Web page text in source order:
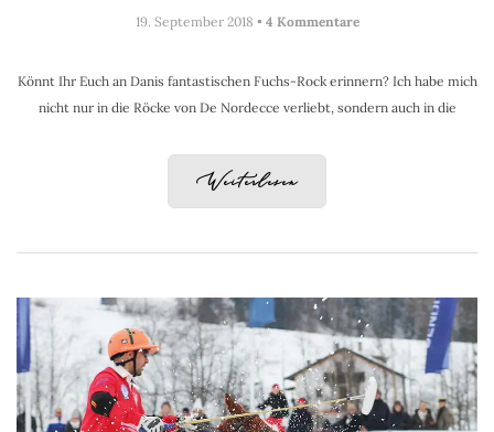
19. September 2018 • 4 Kommentare
Könnt Ihr Euch an Danis fantastischen Fuchs-Rock erinnern? Ich habe mich
nicht nur in die Röcke von De Nordecce verliebt, sondern auch in die
Weiterlesen